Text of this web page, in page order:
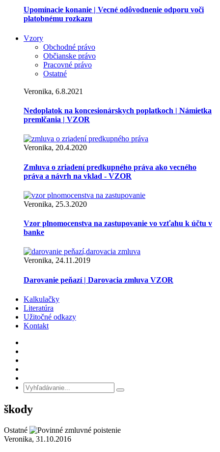
Upomínacie konanie | Vecné odôvodnenie odporu voči
platobnému rozkazu
Vzory
Obchodné právo
Občianske právo
Pracovné právo
Ostatné
Veronika, 6.8.2021
Nedoplatok na koncesionárskych poplatkoch | Námietka
premlčania | VZOR
Veronika, 20.4.2020
Zmluva o zriadení predkupného práva ako vecného
práva a návrh na vklad - VZOR
Veronika, 25.3.2020
Vzor plnomocenstva na zastupovanie vo vzťahu k účtu v
banke
Veronika, 24.11.2019
Darovanie peňazí | Darovacia zmluva VZOR
Kalkulačky
Literatúra
Užitočné odkazy
Kontakt
škody
Ostatné
Veronika, 31.10.2016